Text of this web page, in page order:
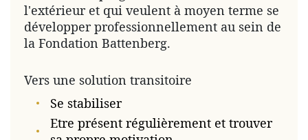
l'extérieur et qui veulent à moyen terme se
développer professionnellement au sein de
la Fondation Battenberg.
Vers une solution transitoire
Se stabiliser
Etre présent régulièrement et trouver